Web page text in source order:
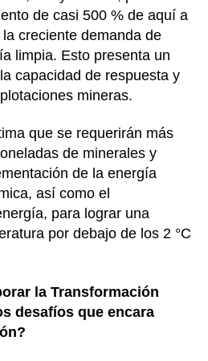
de casi 500 % de aquí a
creciente demanda de
limpia. Esto presenta un
capacidad de respuesta y
mineras.
que se requerirán más
de minerales y
de la energía
así como el
para lograr una
por debajo de los 2 °C
la Transformación
desafíos que encara